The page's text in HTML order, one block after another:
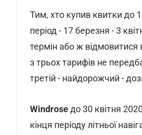
Тим, хто купив квитки до
період - 17 березня - 3
термін або ж
з трьох тарифів не
третій - найдорожчий -
Windroseдо 30 квітня
кінця періоду літньої